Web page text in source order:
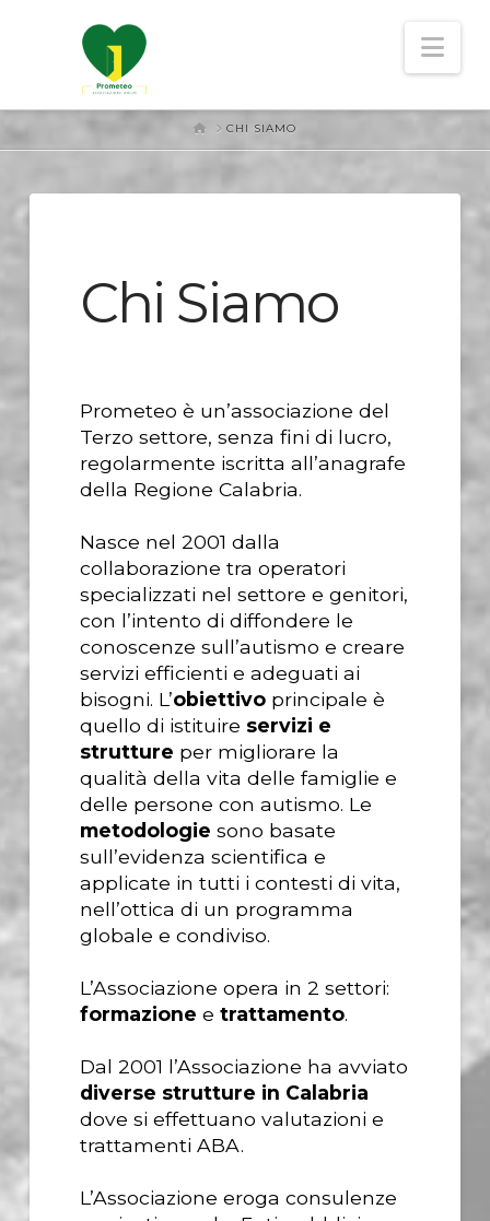
HOMECHI SIAMO
Chi Siamo
Prometeo è un’associazione del
Terzo settore, senza fini di lucro,
regolarmente iscritta all’anagrafe
della Regione Calabria.
Nasce nel 2001 dalla
collaborazione tra operatori
specializzati nel settore e genitori,
con l’intento di diffondere le
conoscenze sull’autismo e creare
servizi efficienti e adeguati ai
bisogni. L’obiettivoprincipale è
quello di istituire servizi e
strutture per migliorare la
qualità della vita delle famiglie e
delle persone con autismo. Le
metodologie sono basate
sull’evidenza scientifica e
applicate in tutti i contesti di vita,
nell’ottica di un programma
globale e condiviso.
L’Associazione opera in 2 settori:
formazione e trattamento.
Dal 2001 l’Associazione ha avviato
diverse strutture in Calabria
dove si effettuano valutazioni e
trattamenti ABA.
L’Associazione eroga consulenze